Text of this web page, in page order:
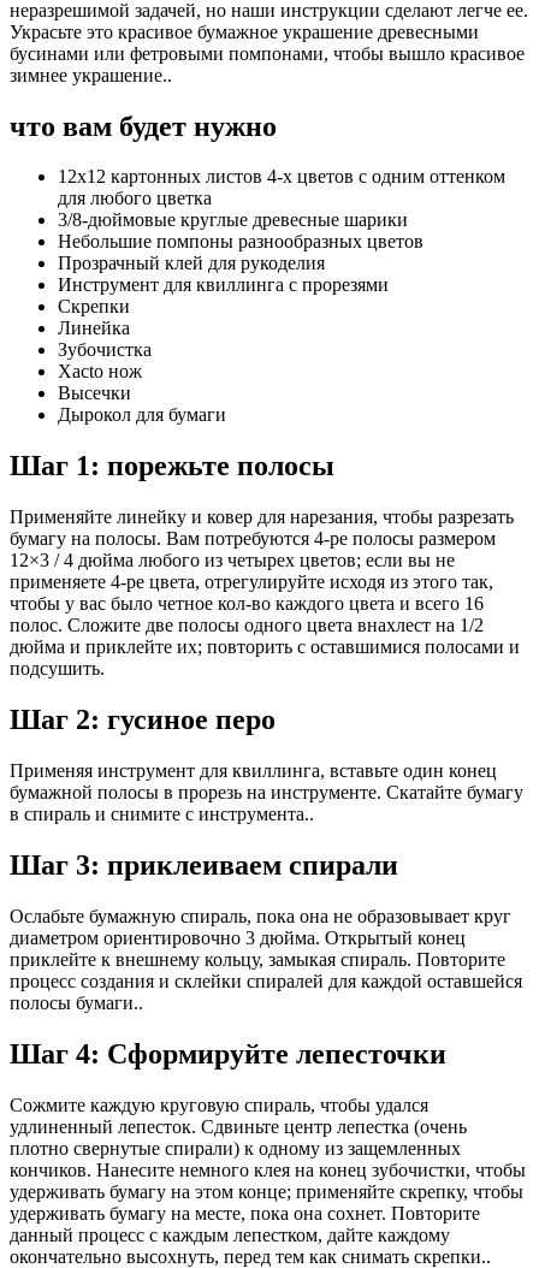
неразрешимой задачей, но наши инструкции сделают легче ее.
Украсьте это красивое бумажное украшение древесными
бусинами или фетровыми помпонами, чтобы вышло красивое
зимнее украшение..
что вам будет нужно
12х12 картонных листов 4-х цветов с одним оттенком
для любого цветка
3/8-дюймовые круглые древесные шарики
Небольшие помпоны разнообразных цветов
Прозрачный клей для рукоделия
Инструмент для квиллинга с прорезями
Скрепки
Линейка
Зубочистка
Xacto нож
Высечки
Дырокол для бумаги
Шаг 1: порежьте полосы
Применяйте линейку и ковер для нарезания, чтобы разрезать
бумагу на полосы. Вам потребуются 4-ре полосы размером
12×3 / 4 дюйма любого из четырех цветов; если вы не
применяете 4-ре цвета, отрегулируйте исходя из этого так,
чтобы у вас было четное кол-во каждого цвета и всего 16
полос. Сложите две полосы одного цвета внахлест на 1/2
дюйма и приклейте их; повторить с оставшимися полосами и
подсушить.
Шаг 2: гусиное перо
Применяя инструмент для квиллинга, вставьте один конец
бумажной полосы в прорезь на инструменте. Скатайте бумагу
в спираль и снимите с инструмента..
Шаг 3: приклеиваем спирали
Ослабьте бумажную спираль, пока она не образовывает круг
диаметром ориентировочно 3 дюйма. Открытый конец
приклейте к внешнему кольцу, замыкая спираль. Повторите
процесс создания и склейки спиралей для каждой оставшейся
полосы бумаги..
Шаг 4: Сформируйте лепесточки
Сожмите каждую круговую спираль, чтобы удался
удлиненный лепесток. Сдвиньте центр лепестка (очень
плотно свернутые спирали) к одному из защемленных
кончиков. Нанесите немного клея на конец зубочистки, чтобы
удерживать бумагу на этом конце; применяйте скрепку, чтобы
удерживать бумагу на месте, пока она сохнет. Повторите
данный процесс с каждым лепестком, дайте каждому
окончательно высохнуть, перед тем как снимать скрепки..